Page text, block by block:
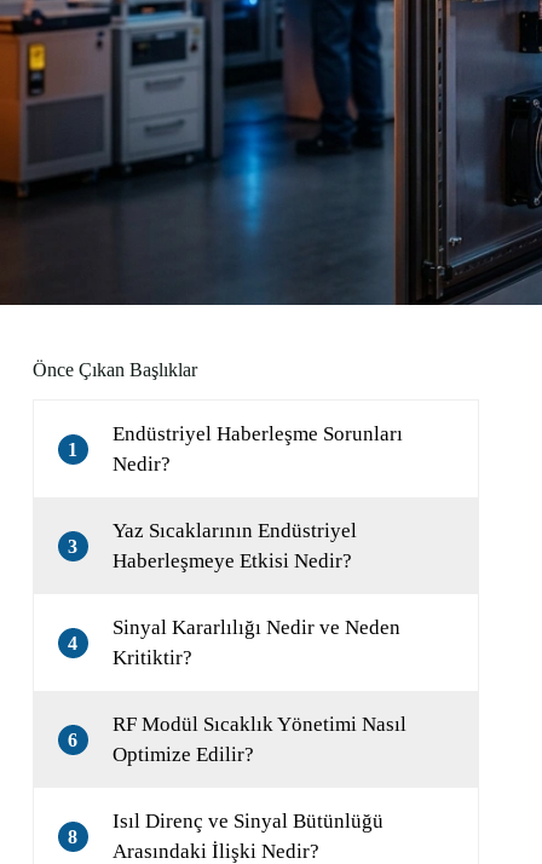
Önce Çıkan Başlıklar
1
Endüstriyel Haberleşme Sorunları
Nedir?
3
Yaz Sıcaklarının Endüstriyel
Haberleşmeye Etkisi Nedir?
4
Sinyal Kararlılığı Nedir ve Neden
Kritiktir?
6
RF Modül Sıcaklık Yönetimi Nasıl
Optimize Edilir?
8
Isıl Direnç ve Sinyal Bütünlüğü
Arasındaki İlişki Nedir?